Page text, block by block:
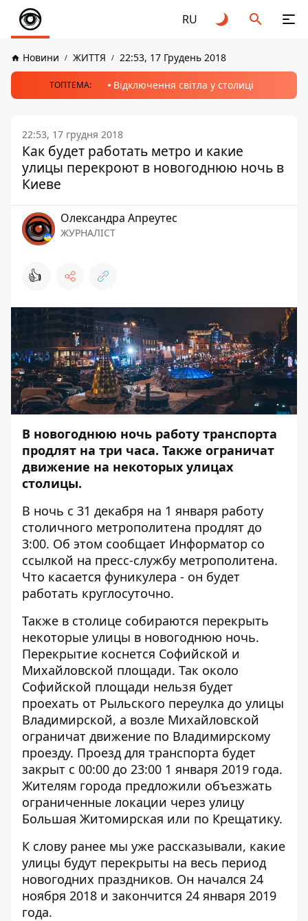
RU
Новини ЖИТТЯ 22:53, 17 Грудень 2018
ТОПТЕМА: Відключення світла у столиці
22:53, 17 грудня 2018
Как будет работать метро и какие
улицы перекроют в новогоднюю ночь в
Киеве
Олександра Апреутес
ЖУРНАЛІСТ
👍
В новогоднюю ночь работу транспорта
продлят на три часа. Также ограничат
движение на некоторых улицах
столицы.
В ночь с 31 декабря на 1 января работу
столичного метрополитена продлят до
3:00. Об этом сообщает Информатор со
ссылкой на пресс-службу метрополитена.
Что касается фуникулера - он будет
работать круглосуточно.
Также в столице собираются перекрыть
некоторые улицы в новогоднюю ночь.
Перекрытие коснется Софийской и
Михайловской площади. Так около
Софийской площади нельзя будет
проехать от Рыльского переулка до улицы
Владимирской, а возле Михайловской
ограничат движение по Владимирскому
проезду. Проезд для транспорта будет
закрыт с 00:00 до 23:00 1 января 2019 года.
Жителям города предложили объезжать
ограниченные локации через улицу
Большая Житомирская или по Крещатику.
К слову ранее мы уже рассказывали, какие
улицы будут перекрыты на весь период
новогодних праздников. Он начался 24
ноября 2018 и закончится 24 января 2019
года.